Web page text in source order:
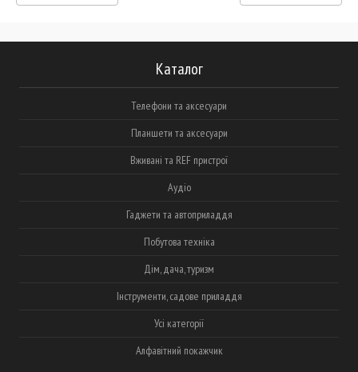
Каталог
Телефони та аксесуари
Планшети та аксесуари
Вживані та REF пристрої
Аудіо
Гаджети та автоприладдя
Побутова техніка
Дім, дача, туризм
Інструменти, садове приладдя
Усі категорії
Алфавітний покажчик